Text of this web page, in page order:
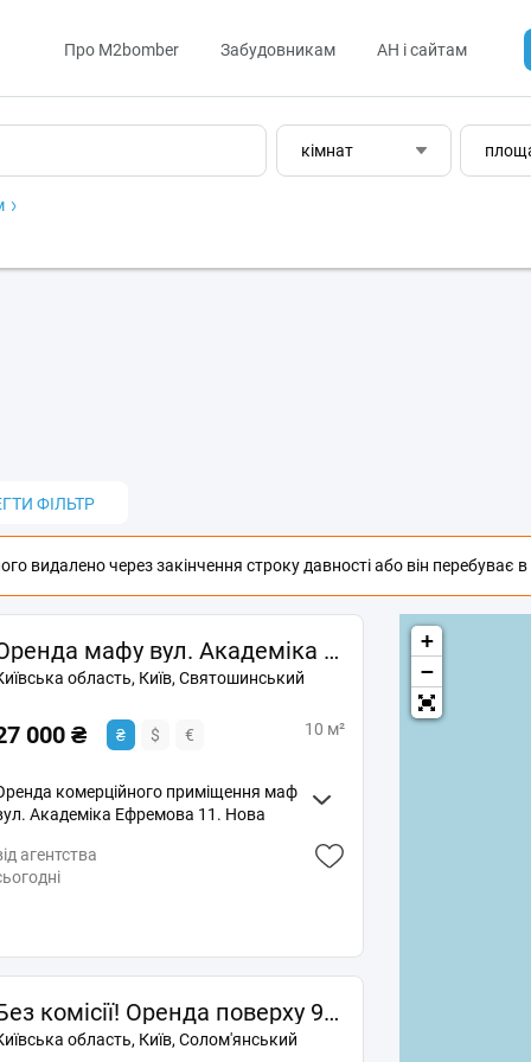
Про M2bomber Забудовникам АН і сайтам
кімнат
ФІЛЬТР
видалено через закінчення строку давності або він перебуває в
Оренда мафу вул. Академіка Ефремова 11, нова конструкція, объект через Прозоро, Без комісії
область, Київ, Святошинський
000 ₴ ₴ $ € 10 м²
комерційного приміщення маф
Академіка Ефремова 11. Нова
Потужність світла 15кВт
оренди: Оплата за перший і
агентства
Без комісії! Оренда поверху 940 м² біля метро Лівобережна. вул. Євгена Сверстюка, 23. Може бути як виробниче приміщення.
область, Київ, Солом'янський
+
−